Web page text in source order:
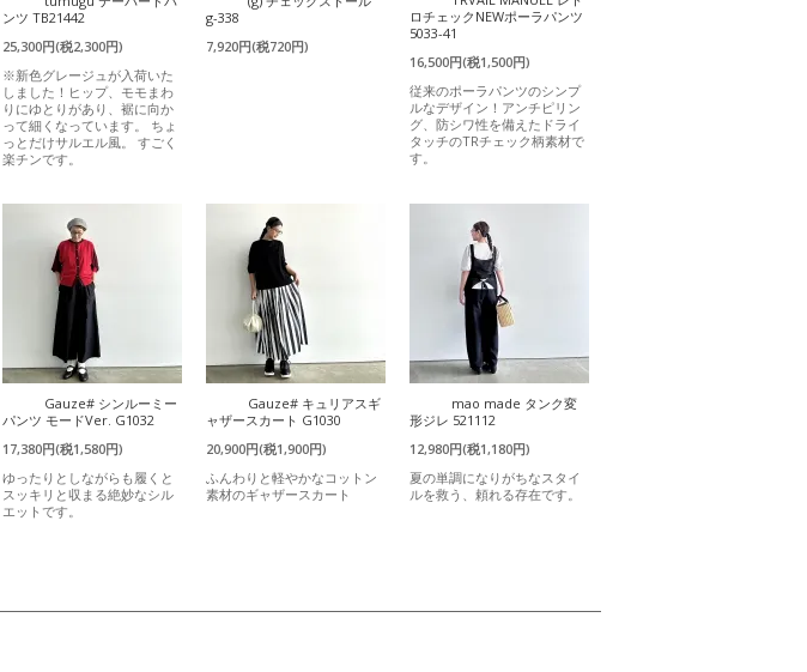
ンツ TB21442
25,300円(税2,300円)
※新色グレージュが入荷いた
しました！ヒップ、モモまわ
りにゆとりがあり、裾に向か
って細くなっています。 ちょ
っとだけサルエル風。 すごく
楽チンです。
g-338
7,920円(税720円)
ロチェックNEWポーラパンツ
5033-41
16,500円(税1,500円)
従来のポーラパンツのシンプ
ルなデザイン！アンチピリン
グ、防シワ性を備えたドライ
タッチのTRチェック柄素材で
す。
Gauze# シンルーミー
パンツ モードVer. G1032
17,380円(税1,580円)
ゆったりとしながらも履くと
スッキリと収まる絶妙なシル
エットです。
Gauze# キュリアスギ
ャザースカート G1030
20,900円(税1,900円)
ふんわりと軽やかなコットン
素材のギャザースカート
mao made タンク変
形ジレ 521112
12,980円(税1,180円)
夏の単調になりがちなスタイ
ルを救う、頼れる存在です。